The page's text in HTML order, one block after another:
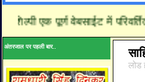
पूर्ण वेबसाईट में परिवर्तित हो
अंतरजाल पर पहली बार..
लोड